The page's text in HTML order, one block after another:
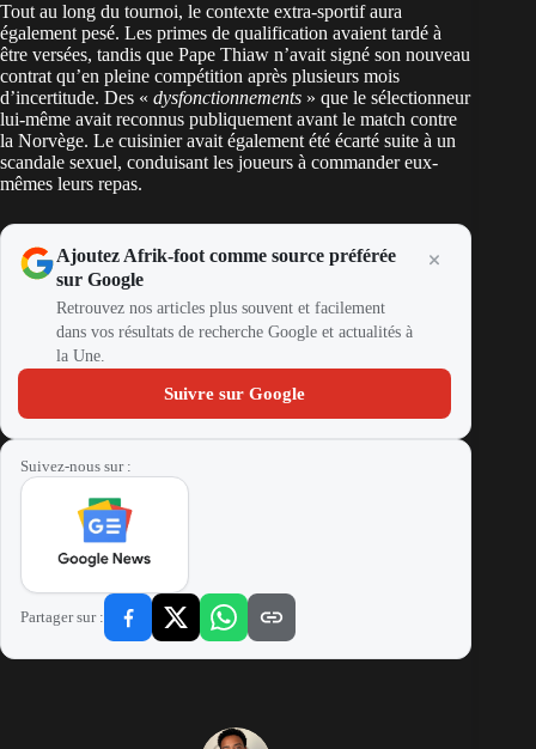
Tout au long du tournoi, le contexte extra-sportif aura
également pesé. Les primes de qualification avaient tardé à
être versées, tandis que Pape Thiaw n’avait signé son nouveau
contrat qu’en pleine compétition après plusieurs mois
d’incertitude. Des « dysfonctionnements » que le sélectionneur
lui-même avait reconnus publiquement avant le match contre
la Norvège. Le cuisinier avait également été écarté suite à un
scandale sexuel, conduisant les joueurs à commander eux-
mêmes leurs repas.
Ajoutez Afrik-foot comme source préférée
sur Google
Retrouvez nos articles plus souvent et facilement
dans vos résultats de recherche Google et actualités à
la Une.
Suivre sur Google
Suivez-nous sur :
Partager sur :